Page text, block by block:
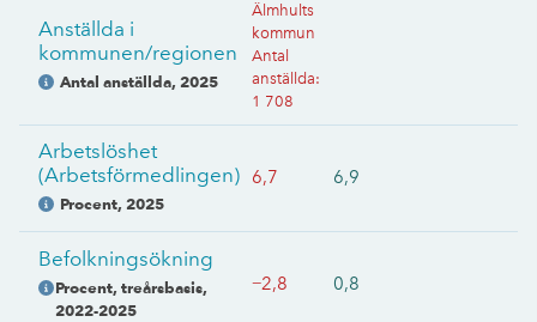
Anställda i
kommunen/regionen
Antal anställda, 2025
Älmhults
kommun
Antal
anställda:
1 708
Arbetslöshet
(Arbetsförmedlingen)
Procent, 2025
6,7 6,9
Befolkningsökning
Procent, treårsbasis,
2022-2025
−2,8 0,8